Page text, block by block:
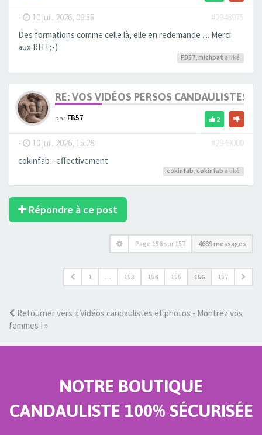
- 10 juil. 2026, 09:55
#2948975
Des formations comme celle là, elle en redemande .... Merci
aux RH ! ;-)
FB57, michpat a liké
RE: VOS VIDÉOS PERSOS CANDAULISTES
parFB57 2
- 10 juil. 2026, 15:28
#2949000
cokinfab - effectivement
cokinfab, cokinfab a liké
Répondre à ce post
Page 156 sur 157 4689 messages
1 … 153 154 155 156 157
Retourner vers « Vidéos candaulistes et photos - Montrez vos
femmes ! »
NOTRE BOUTIQUE
CANDAULISTE 100% SÉCURISÉE